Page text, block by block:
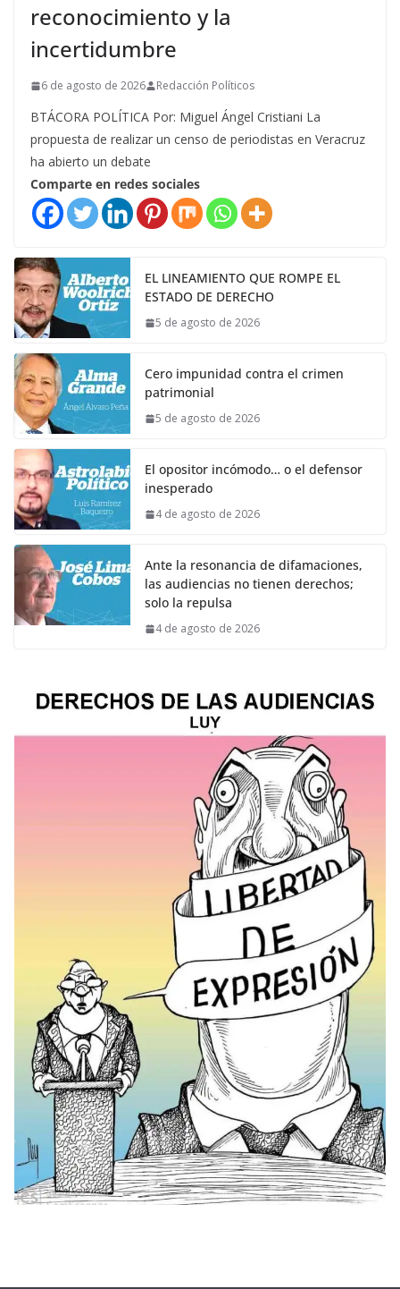
reconocimiento y la
incertidumbre
6 de agosto de 2026 Redacción Políticos
BTÁCORA POLÍTICA Por: Miguel Ángel Cristiani La
propuesta de realizar un censo de periodistas en Veracruz
ha abierto un debate
Comparte en redes sociales
EL LINEAMIENTO QUE ROMPE EL
ESTADO DE DERECHO
5 de agosto de 2026
Cero impunidad contra el crimen
patrimonial
5 de agosto de 2026
El opositor incómodo… o el defensor
inesperado
4 de agosto de 2026
Ante la resonancia de difamaciones,
las audiencias no tienen derechos;
solo la repulsa
4 de agosto de 2026